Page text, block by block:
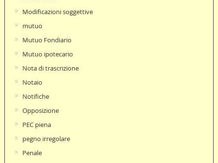
Modificazioni soggettive
mutuo
Mutuo Fondiario
Mutuo ipotecario
Nota di trascrizione
Notaio
Notifiche
Opposizione
PEC piena
pegno irregolare
Penale